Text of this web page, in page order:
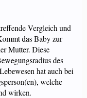
Vergleich und
das Baby zur
Mutter. Diese
des
hat auch bei
welche
wirken.